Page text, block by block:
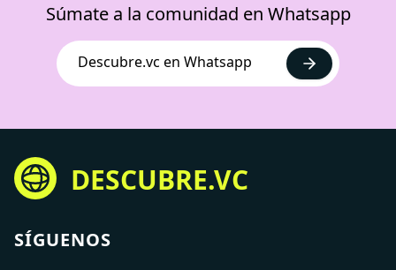
Súmate a la comunidad en Whatsapp
Descubre.vc en Whatsapp
DESCUBRE.VC
SÍGUENOS